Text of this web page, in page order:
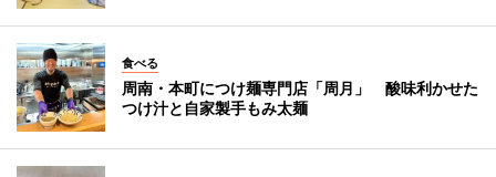
食べる
周南・本町につけ麺専門店「周月」 酸味利かせた
つけ汁と自家製手もみ太麺